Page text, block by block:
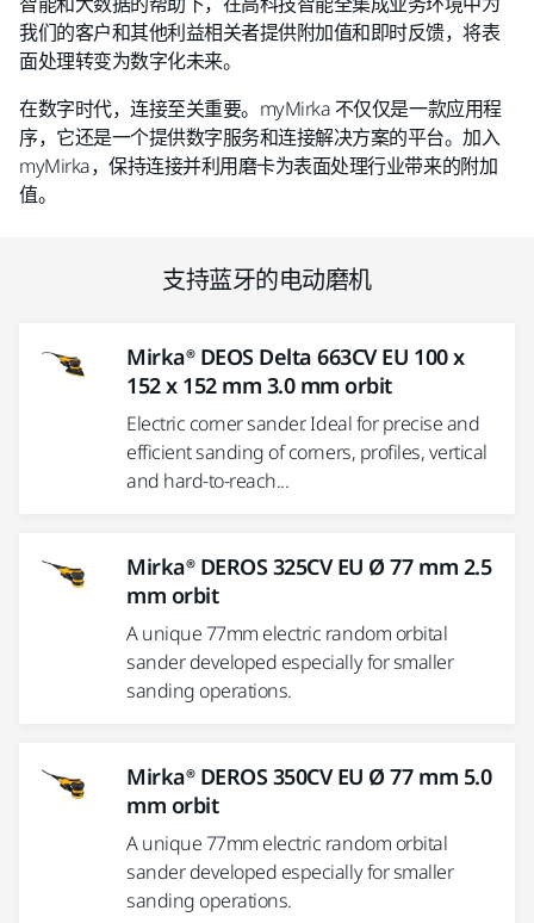
我们的客户和其他利益相关者提供附加值和即时反馈，将表
面处理转变为数字化未来。
在数字时代，连接至关重要。myMirka 不仅仅是一款应用程
序，它还是一个提供数字服务和连接解决方案的平台。加入
myMirka，保持连接并利用磨卡为表面处理行业带来的附加
值。
支持蓝牙的电动磨机
Mirka® DEOS Delta 663CV EU 100 x
152 x 152 mm 3.0 mm orbit
Electric corner sander. Ideal for precise and
efficient sanding of corners, profiles, vertical
and hard-to-reach...
Mirka® DEROS 325CV EU Ø 77 mm 2.5
mm orbit
A unique 77mm electric random orbital
sander developed especially for smaller
sanding operations.
Mirka® DEROS 350CV EU Ø 77 mm 5.0
mm orbit
A unique 77mm electric random orbital
sander developed especially for smaller
sanding operations.